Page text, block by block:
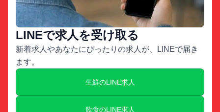
LINEで求人を受け取る
新着求人やあなたにぴったりの求人が、LINEで届き
ます。
生鮮のLINE求人
飲食のLINE求人